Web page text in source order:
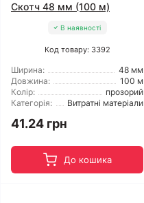
Скотч 48 мм (100 м)
В наявності
Код товару: 3392
Ширина:
48 мм
Довжина:
100 м
Колір:
прозорий
Категорія:
Витратні матеріали
41.24 грн
До кошика